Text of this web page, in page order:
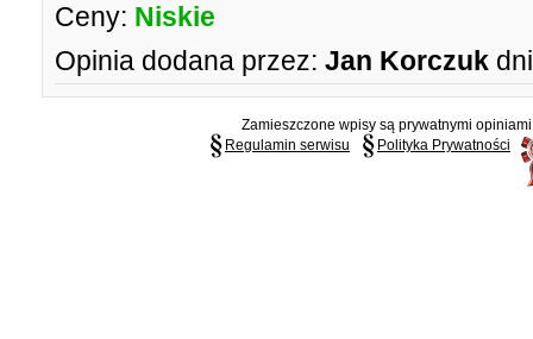
Ceny: Niskie
Opinia dodana przez: Jan Korczuk
Zamieszczone wpisy są prywatnymi
Regulamin serwisu
Polityka Prywatności